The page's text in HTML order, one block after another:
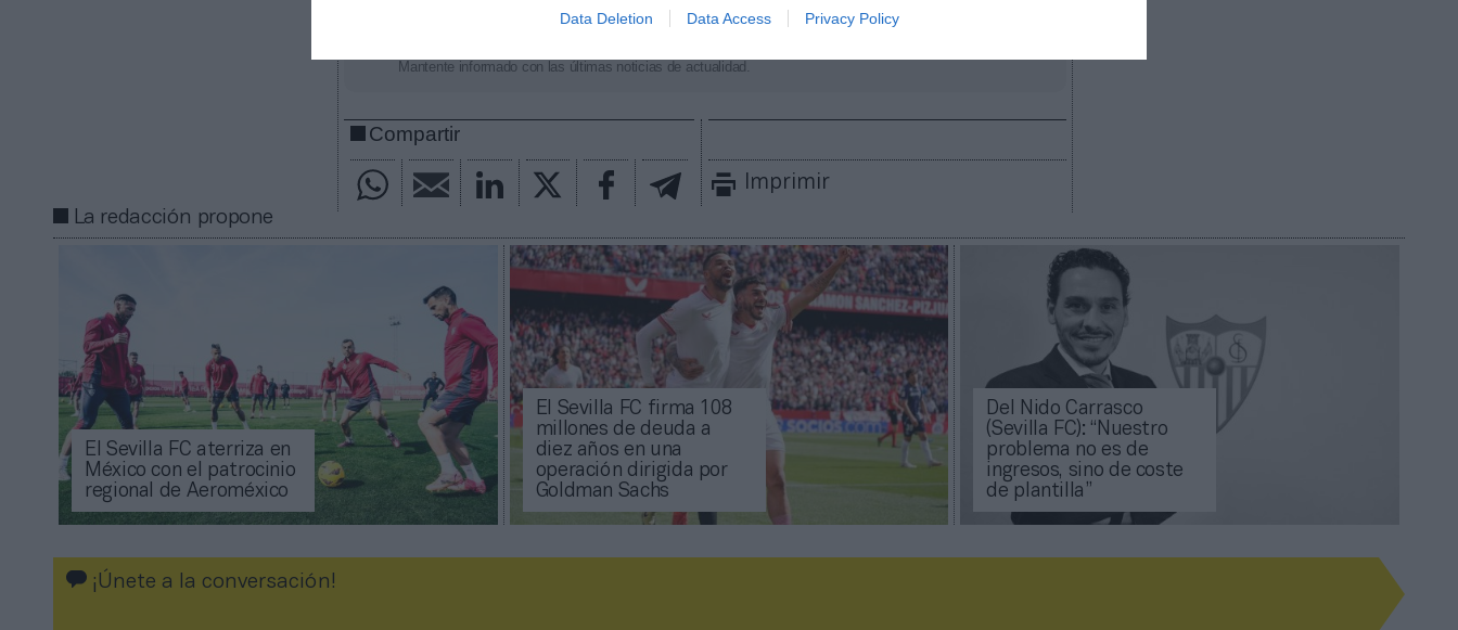
Data Deletion Data Access Privacy Policy
como fuente preferida de Google de forma
Mantente informado con las últimas noticias de actualidad.
Compartir
Imprimir
La redacción propone
El Sevilla FC aterriza en
México con el patrocinio
regional de Aeroméxico
El Sevilla FC firma 108
millones de deuda a
diez años en una
operación dirigida por
Goldman Sachs
Del Nido Carrasco
(Sevilla FC): “Nuestro
problema no es de
ingresos, sino de coste
de plantilla”
¡Únete a la conversación!